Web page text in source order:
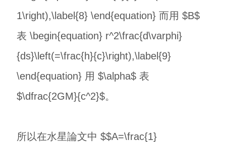
1\right),\label{8} \end{equation} 而用 $B$
表 \begin{equation} r^2\frac{d\varphi}
{ds}\left(=\frac{h}{c}\right),\label{9}
\end{equation} 用 $\alpha$ 表
$\dfrac{2GM}{c^2}$。
所以在水星論文中 $$A=\frac{1}